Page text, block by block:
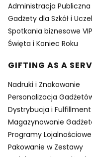
Administracja Publiczna
Gadżety dla Szkół i
Spotkania biznesowe VIP
Święta i Koniec Roku
GIFTING AS A
Nadruki i Znakowanie
Personalizacja
Dystrybucja i Fulfillment
Magazynowanie
Programy Lojalnościowe
Pakowanie w Zestawy